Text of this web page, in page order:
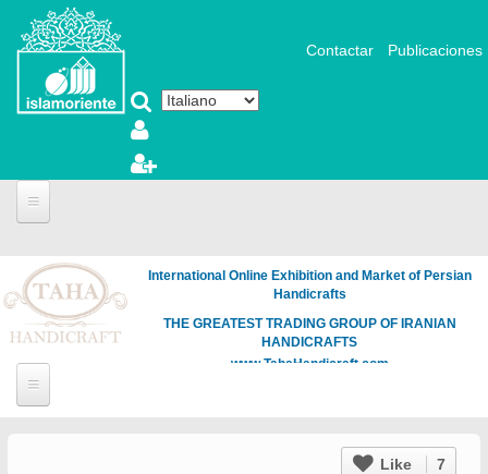
Salta al contenuto principale
Contactar Publicaciones
International Online Exhibition and Market of Persian
Handicrafts
THE GREATEST TRADING GROUP OF IRANIAN
HANDICRAFTS
www.TahaHandicraft.com
Like 7